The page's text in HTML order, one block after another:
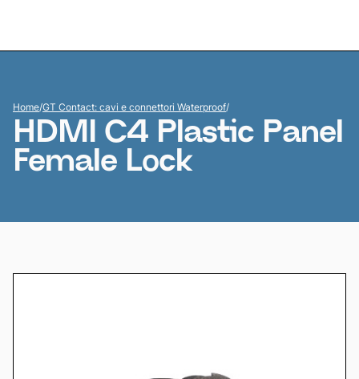
Home/GT Contact: cavi e connettori Waterproof/
HDMI C4 Plastic Panel
Female Lock